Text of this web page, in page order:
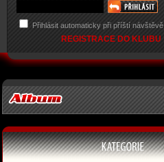
Přihlásit automaticky při příští návštěvě
REGISTRACE DO KLUBU